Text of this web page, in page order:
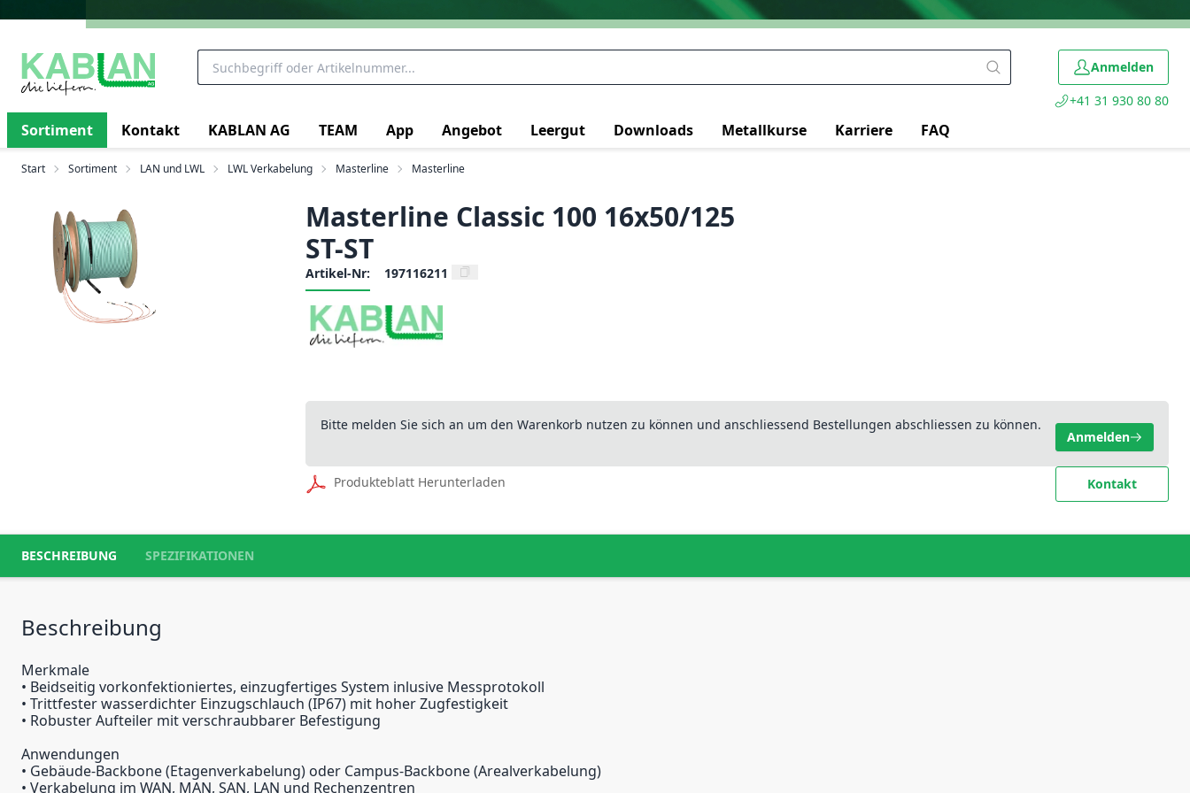
Anmelden
+41 31 930 80 80
Sortiment Kontakt KABLAN AG TEAM App Angebot Leergut Downloads Metallkurse Karriere FAQ
Start Sortiment LAN und LWL LWL Verkabelung Masterline Masterline
Masterline Classic 100 16x50/125
ST-ST
Artikel-Nr: 197116211
Bitte melden Sie sich an um den Warenkorb nutzen zu können und anschliessend Bestellungen abschliessen zu können.
Anmelden
Produkteblatt Herunterladen Kontakt
BESCHREIBUNG SPEZIFIKATIONEN
Beschreibung
Merkmale
• Beidseitig vorkonfektioniertes, einzugfertiges System inlusive Messprotokoll
• Trittfester wasserdichter Einzugschlauch (IP67) mit hoher Zugfestigkeit
• Robuster Aufteiler mit verschraubbarer Befestigung
Anwendungen
• Gebäude-Backbone (Etagenverkabelung) oder Campus-Backbone (Arealverkabelung)
• Verkabelung im WAN, MAN, SAN, LAN und Rechenzentren